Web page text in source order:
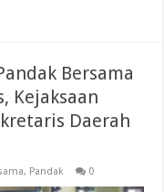
Bersama
Kejaksaan
Daerah
, Pandak 0